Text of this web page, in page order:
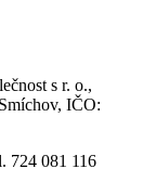
s r. o.,
IČO:
724 081 116